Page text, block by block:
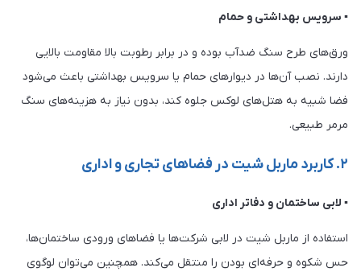
▪ سرویس بهداشتی و حمام
ورق‌های طرح سنگ ضدآب بوده و در برابر رطوبت بالا مقاومت بالایی
دارند. نصب آن‌ها در دیوارهای حمام یا سرویس بهداشتی باعث می‌شود
فضا شبیه به هتل‌های لوکس جلوه کند، بدون نیاز به هزینه‌های سنگ
مرمر طبیعی.
۲. کاربرد ماربل شیت در فضاهای تجاری و اداری
▪ لابی ساختمان و دفاتر اداری
استفاده از ماربل شیت در لابی شرکت‌ها یا فضاهای ورودی ساختمان‌ها،
حس شکوه و حرفه‌ای بودن را منتقل می‌کند. همچنین می‌توان لوگوی